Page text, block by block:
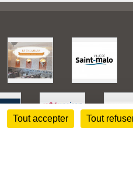
Tout accepter Tout